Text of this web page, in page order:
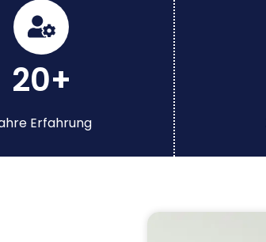
20+
Erfahrung